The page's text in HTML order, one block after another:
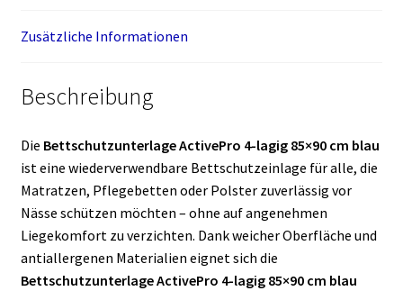
Zusätzliche Informationen
Beschreibung
Die Bettschutzunterlage ActivePro 4-lagig 85×90 cm blau
ist eine wiederverwendbare Bettschutzeinlage für alle, die
Matratzen, Pflegebetten oder Polster zuverlässig vor
Nässe schützen möchten – ohne auf angenehmen
Liegekomfort zu verzichten. Dank weicher Oberfläche und
antiallergenen Materialien eignet sich die
Bettschutzunterlage ActivePro 4-lagig 85×90 cm blau